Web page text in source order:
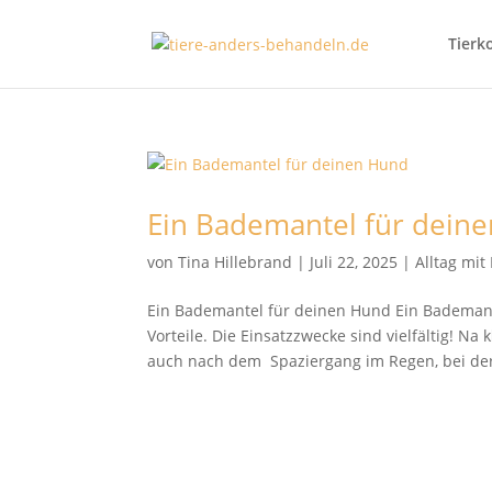
Ein Bademantel für
vonTina Hillebrand | Juli 22, 2025 |Alltag mit
Ein Bademantel für deinen Hund Ein
Vorteile. Die Einsatzzwecke sind vielfältig!
auch nach dem Spaziergang im Regen, bei